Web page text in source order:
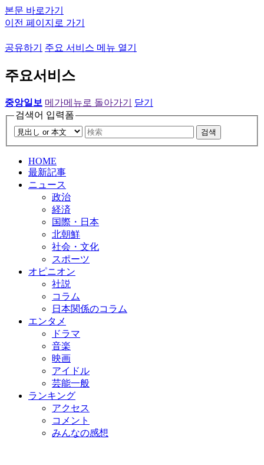
본문 바로가기
이전 페이지로 가기
공유하기 주요 서비스 메뉴 열기
주요서비스
중앙일보 메가메뉴로 돌아가기
닫기
검색어 입력폼
검색
HOME
最新記事
ニュース
政治
経済
国際・日本
北朝鮮
社会・文化
スポーツ
オピニオン
社説
コラム
日本関係のコラム
エンタメ
ドラマ
音楽
映画
アイドル
芸能一般
ランキング
アクセス
コメント
みんなの感想